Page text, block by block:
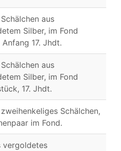
aus
Silber, im Fond
Anfang 17. Jhdt.
aus
Silber, im Fond
17. Jhdt.
Schälchen,
im Fond.
vergoldetes